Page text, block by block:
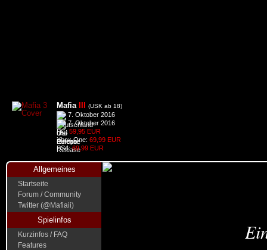
Mafia (USK ab 18)
7. Oktober 2016
7. Oktober 2016
PC: 59,95 EUR
Xbox One: 69,99 EUR
PS4:69,99 EUR
Allgemeines
Startseite
Forum / Community
Twitter (@Mafiaii)
Spielinfos
Kurzinfos / FAQ
Features